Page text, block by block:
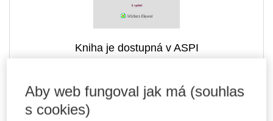
Kniha je dostupná v ASPI
Tištěná kniha
Skladem- expedice do 2 pracovních dnů
Aby web fungoval jak má (souhlas
s cookies)